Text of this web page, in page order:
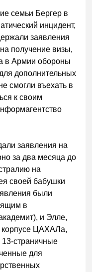
семьи Бергер в
инцидент,
заявления
получение визы,
в Армии обороны
дополнительных
смогли въехать в
к своим
заявления на
за два месяца до
на
своей бабушки
были
в
и Элле,
корпусе ЦАХАЛа,
страничные
для